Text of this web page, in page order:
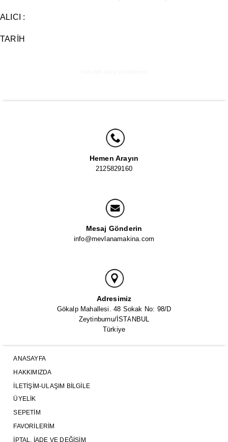
ALICI :
TARİH
Hemen Arayın
2125829160
Mesaj Gönderin
info@mevlanamakina.com
Adresimiz
Gökalp Mahallesi. 48 Sokak No: 98/D
Zeytinburnu/İSTANBUL
Türkiye
ANASAYFA
HAKKIMIZDA
İLETIŞIM-ULAŞIM BILGILE
ÜYELIK
SEPETIM
FAVORILERIM
İPTAL, İADE VE DEĞIŞIM